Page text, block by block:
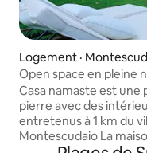
Logement ·
Open space en pleine
Casa namaste est une
pierre avec des
entretenus à 1 km du
Montescudaio La